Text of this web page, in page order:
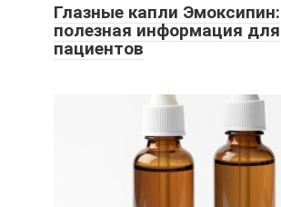
Глазные капли Эмоксипин:
полезная информация для
пациентов